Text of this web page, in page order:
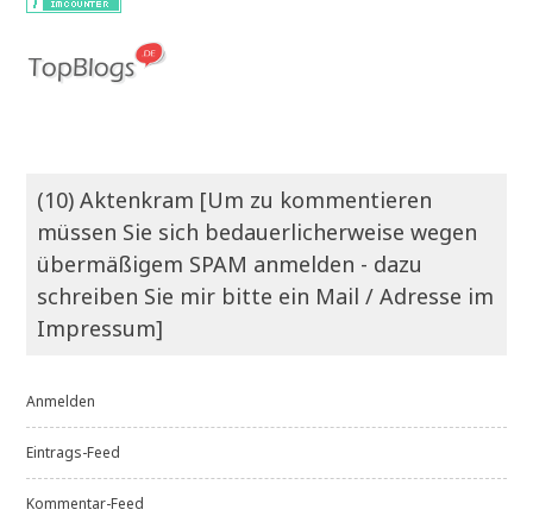
(10) Aktenkram [Um zu kommentieren
müssen Sie sich bedauerlicherweise wegen
übermäßigem SPAM anmelden - dazu
schreiben Sie mir bitte ein Mail / Adresse im
Impressum]
Anmelden
Eintrags-Feed
Kommentar-Feed